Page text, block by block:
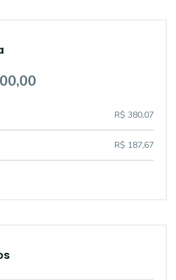
R$ 380,07
R$ 187,67